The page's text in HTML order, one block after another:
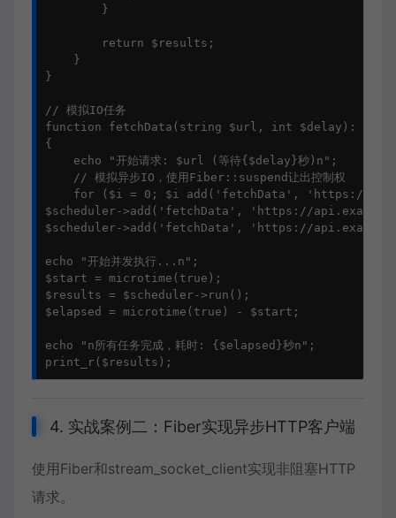
        }
        return $results;
    }
}
// 模拟IO任务
function fetchData(string $url, int $delay):
{
    echo "开始请求: $url (等待{$delay}秒)n";
    // 模拟异步IO，使用Fiber::suspend让出控制权
for ($i = 0; $i add('fetchData', 'https://
$scheduler->add('fetchData', 'https://
$scheduler->add('fetchData', 'https://
echo "开始并发执行...n";
$start = microtime(true);
$results = $scheduler->run();
$elapsed = microtime(true) - $start;
echo "n所有任务完成，耗时: {$elapsed}秒n";
4. 实战案例二：Fiber实现异步HTTP客户端
使用Fiber和stream_socket_client实现非阻塞HTTP
请求。